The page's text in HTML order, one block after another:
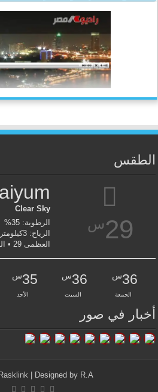
الطقس
29س
Clear Sky
الرطوبة: 35%
الرياح: 3كيلومتر/ساعة ش
العظمى 29 • الصغرى 29
36س
الجمعة
36س
السبت
35س
الأحد
أخبار في صور
Rasklink | Designed by R.A